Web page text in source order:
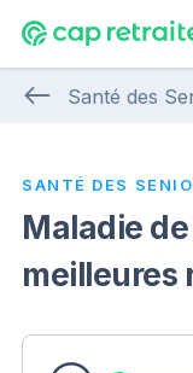
Santé des
SANTÉ DES
Maladie
meilleures